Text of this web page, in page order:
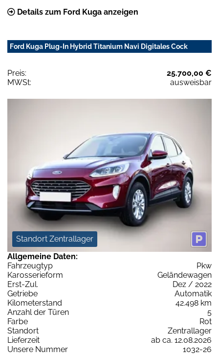
Details zum Ford Kuga anzeigen
Ford Kuga Plug-In Hybrid Titanium Navi Digitales Cock
Preis:
25.700,00 €
MWSt:
ausweisbar
Standort Zentrallager
Allgemeine Daten:
Fahrzeugtyp
Pkw
Karosserieform
Geländewagen
Erst-Zul.
Dez / 2022
Getriebe
Automatik
Kilometerstand
42.498 km
Anzahl der Türen
5
Farbe
Rot
Standort
Zentrallager
Lieferzeit
ab ca. 12.08.2026
Unsere Nummer
1032-26